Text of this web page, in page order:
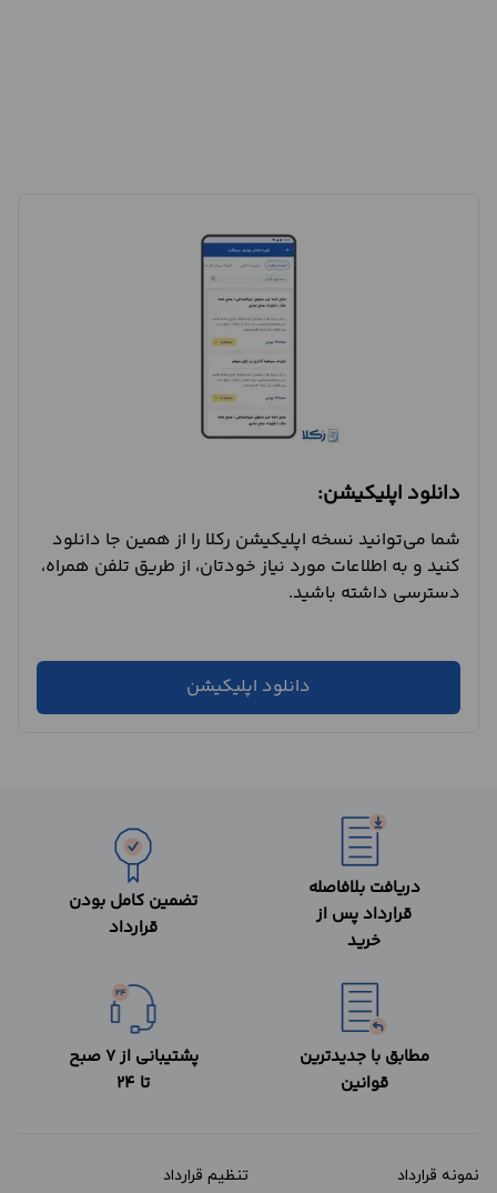
دانلود اپلیکیشن:
شما می‌توانید نسخه اپلیکیشن رکلا را از همین جا دانلود
کنید و به اطلاعات مورد نیاز خودتان، از طریق تلفن همراه،
دسترسی داشته باشید.
دانلود اپلیکیشن
دریافت بلافاصله
قرارداد پس از
خرید
تضمین کامل بودن
قرارداد
مطابق با جدیدترین
قوانین
پشتیبانی از 7 صبح
تا 24
نمونه قرارداد‌ تنظیم قرارداد